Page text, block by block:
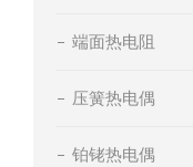
端面热电阻
压簧热电偶
铂铑热电偶